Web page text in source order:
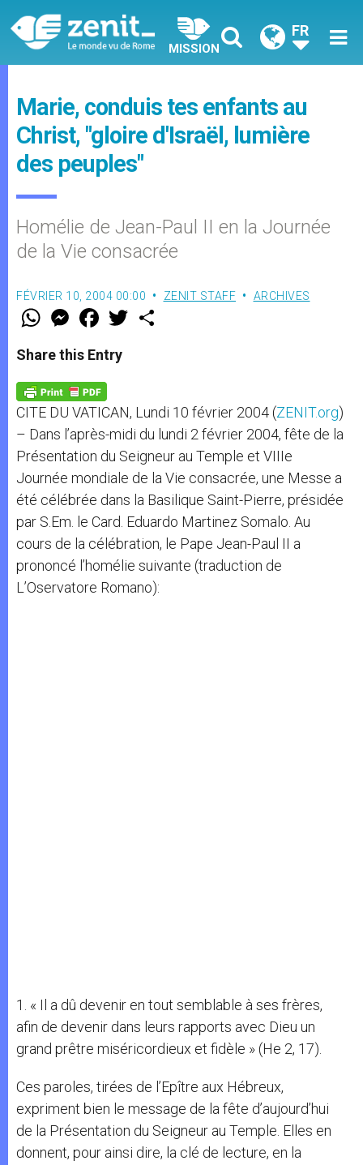
MISSION
FR
Marie, conduis tes enfants au
Christ, "gloire d'Israël, lumière
des peuples"
Homélie de Jean-Paul II en la Journée
de la Vie consacrée
FÉVRIER 10, 2004 00:00 ZENIT STAFF ARCHIVES
W
t
s
p
p
M
e
s
e
g
e
r
F
a
e
b
o
k
w
Share this Entry
CITE DU VATICAN, Lundi 10 février 2004 (ZENIT.org)
– Dans l’après-midi du lundi 2 février 2004, fête de la
Présentation du Seigneur au Temple et VIIIe
Journée mondiale de la Vie consacrée, une Messe a
été célébrée dans la Basilique Saint-Pierre, présidée
par S.Em. le Card. Eduardo Martinez Somalo. Au
cours de la célébration, le Pape Jean-Paul II a
prononcé l’homélie suivante (traduction de
L’Oservatore Romano):
1. « Il a dû devenir en tout semblable à ses frères,
afin de devenir dans leurs rapports avec Dieu un
grand prêtre miséricordieux et fidèle » (He 2, 17).
Ces paroles, tirées de l’Epître aux Hébreux,
expriment bien le message de la fête d’aujourd’hui
de la Présentation du Seigneur au Temple. Elles en
donnent, pour ainsi dire, la clé de lecture, en la